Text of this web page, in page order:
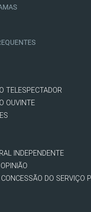
TELESPECTADOR
OUVINTE
INDEPENDENTE
DO SERVIÇO